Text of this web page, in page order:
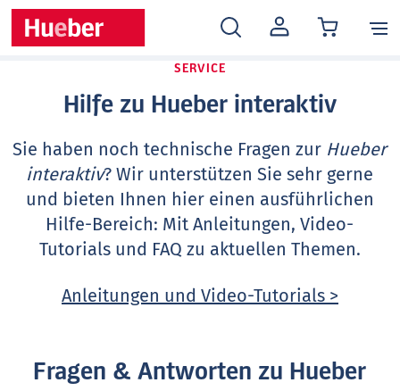
MEIN
KONTO
SERVICE
Hilfe zu Hueber interaktiv
Sie haben noch technische Fragen zur Hueber
interaktiv? Wir unterstützen Sie sehr gerne
und bieten Ihnen hier einen ausführlichen
Hilfe-Bereich: Mit Anleitungen, Video-
Tutorials und FAQ zu aktuellen Themen.
Anleitungen und Video-Tutorials >
Fragen & Antworten zu Hueber